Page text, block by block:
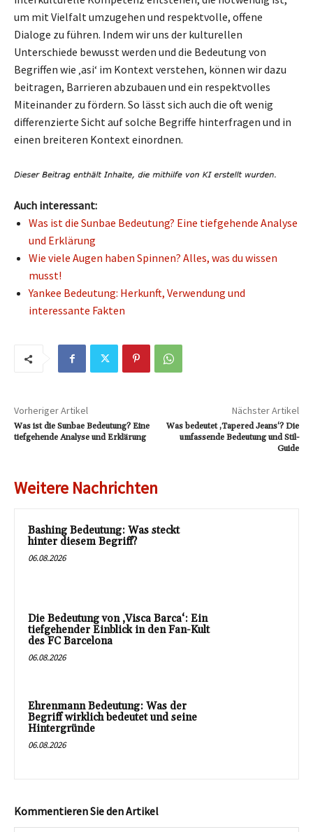
um mit Vielfalt umzugehen und respektvolle, offene
Dialoge zu führen. Indem wir uns der kulturellen
Unterschiede bewusst werden und die Bedeutung von
Begriffen wie ‚asi‘ im Kontext verstehen, können wir dazu
beitragen, Barrieren abzubauen und ein respektvolles
Miteinander zu fördern. So lässt sich auch die oft wenig
differenzierte Sicht auf solche Begriffe hinterfragen und in
einen breiteren Kontext einordnen.
Auch interessant:
Was ist die Sunbae Bedeutung? Eine tiefgehende Analyse
und Erklärung
Wie viele Augen haben Spinnen? Alles, was du wissen
musst!
Yankee Bedeutung: Herkunft, Verwendung und
interessante Fakten
Vorheriger Artikel
Was ist die Sunbae Bedeutung? Eine
tiefgehende Analyse und Erklärung
Nächster Artikel
Was bedeutet ‚Tapered Jeans‘? Die
umfassende Bedeutung und Stil-
Guide
Weitere Nachrichten
Bashing Bedeutung: Was steckt
hinter diesem Begriff?
06.08.2026
Die Bedeutung von ‚Visca Barca‘: Ein
tiefgehender Einblick in den Fan-Kult
des FC Barcelona
06.08.2026
Ehrenmann Bedeutung: Was der
Begriff wirklich bedeutet und seine
Hintergründe
06.08.2026
Kommentieren Sie den Artikel